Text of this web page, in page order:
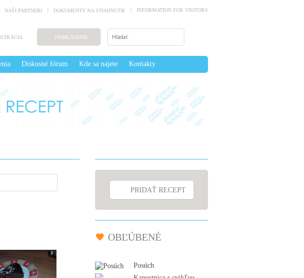
NAŠI PARTNERI DOKUMENTY NA STIAHNUTIE INFORMATION FOR VISITORS
PRIHLÁSENIE
Diskusné fórum Kde sa najete Kontakty
PRIDAŤ RECEPT
OBĽÚBENÉ
Posúch